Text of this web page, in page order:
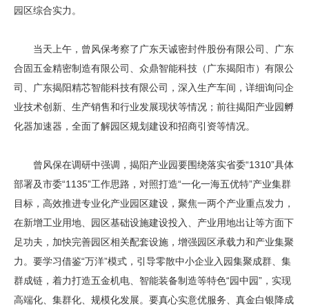
园区综合实力。
当天上午，曾风保考察了广东天诚密封件股份有限公司、广东
合固五金精密制造有限公司、众鼎智能科技（广东揭阳市）有限公
司、广东揭阳精芯智能科技有限公司，深入生产车间，详细询问企
业技术创新、生产销售和行业发展现状等情况；前往揭阳产业园孵
化器加速器，全面了解园区规划建设和招商引资等情况。
曾风保在调研中强调，揭阳产业园要围绕落实省委“1310”具体
部署及市委“1135”工作思路，对照打造“一化一海五优特”产业集群
目标，高效推进专业化产业园区建设，聚焦一两个产业重点发力，
在新增工业用地、园区基础设施建设投入、产业用地出让等方面下
足功夫，加快完善园区相关配套设施，增强园区承载力和产业集聚
力。要学习借鉴“万洋”模式，引导零散中小企业入园集聚成群、集
群成链，着力打造五金机电、智能装备制造等特色“园中园”，实现
高端化、集群化、规模化发展。要真心实意优服务、真金白银降成